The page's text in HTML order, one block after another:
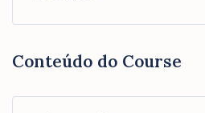
Conteúdo do Course